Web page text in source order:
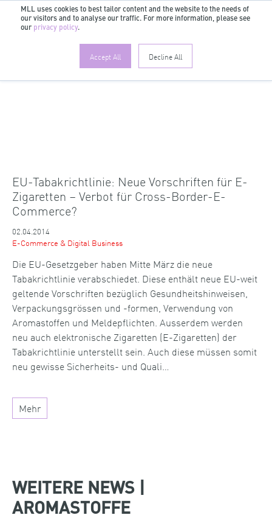
MLL uses cookies to best tailor content and the website to the needs of
our visitors and to analyse our traffic. For more information, please see
our privacy policy.
Accept All Decline All
DE
EU-Tabakrichtlinie: Neue Vorschriften für E-
Zigaretten – Verbot für Cross-Border-E-
Commerce?
02.04.2014
E-Commerce & Digital Business
Die EU-Gesetzgeber haben Mitte März die neue
Tabakrichtlinie verabschiedet. Diese enthält neue EU-weit
geltende Vorschriften bezüglich Gesundheitshinweisen,
Verpackungsgrössen und -formen, Verwendung von
Aromastoffen und Meldepflichten. Ausserdem werden
neu auch elektronische Zigaretten (E-Zigaretten) der
Tabakrichtlinie unterstellt sein. Auch diese müssen somit
neu gewisse Sicherheits- und Quali…
Mehr
WEITERE NEWS |
AROMASTOFFE